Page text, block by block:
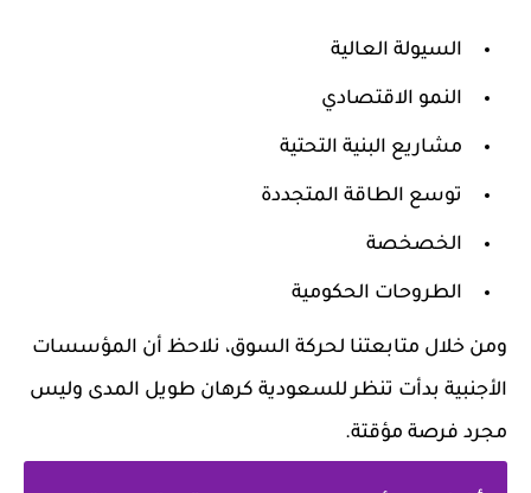
السيولة العالية
النمو الاقتصادي
مشاريع البنية التحتية
توسع الطاقة المتجددة
الخصخصة
الطروحات الحكومية
ومن خلال متابعتنا لحركة السوق، نلاحظ أن المؤسسات
الأجنبية بدأت تنظر للسعودية كرهان طويل المدى وليس
مجرد فرصة مؤقتة.